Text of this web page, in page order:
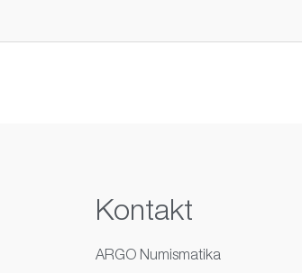
Kontakt
ARGO Numismatika